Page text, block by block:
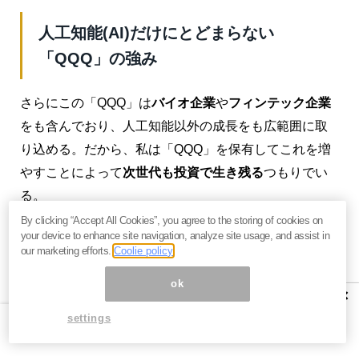
人工知能(AI)だけにとどまらない
「QQQ」の強み
さらにこの「QQQ」はバイオ企業やフィンテック企業
をも含んでおり、人工知能以外の成長をも広範囲に取
り込める。だから、私は「QQQ」を保有してこれを増
やすことによって次世代も投資で生き残るつもりでい
る。
間違えても、自ら相場に乗り込んで、人工知能が支配
するクオンツ系と張り合うつもりはない。相場に乗る
相場を荒らしている人工知能の背に乗っ
て利益を吸い上げる。ドラゴンの背に乗るというの
は、そういうやり方だ。
×
By clicking “Accept All Cookies”, you agree to the storing of cookies on
your device to enhance site navigation, analyze site usage, and assist in
our marketing efforts.Coolie policy
ok
settings